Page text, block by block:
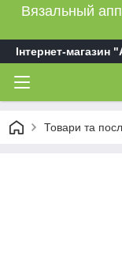
Вязальный
Інтернет-магазин
Товари та